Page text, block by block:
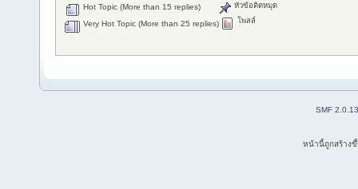
Hot Topic (More than 15 replies)
Very Hot Topic (More than 25 replies)
หัวข้อติดหมุด
โพลล์
SMF 2.0.13
หน้านี้ถูกสร้าง